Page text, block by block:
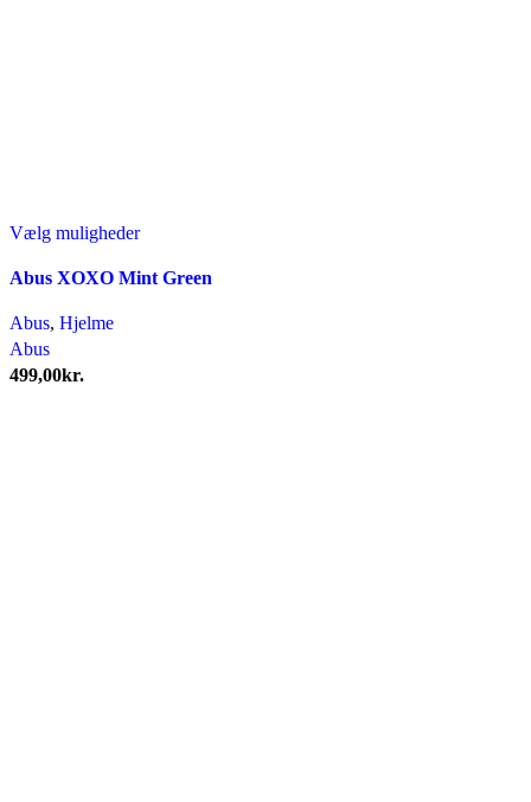
Vælg mulighederDette
har
Abus XOXO Mint Green
Abus, Hjelme
Abus
499,00kr.